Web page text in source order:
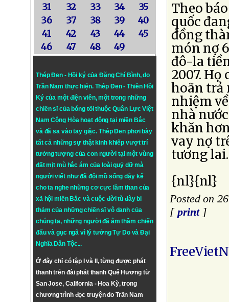
31
32 33 34
35
36
37 38 39
40
41
42 43 44
45
46
47 48 49
Thép Đen - Hồi ký của Đặng Chí Bình, do
Trần Nam thực hiện. Thép Đen- Thiên Hồi
Ký của một điện viên, một trong những
chiến sĩ của bóng tối thuộc Quân Lực Việt
Nam Cộng Hòa hoạt động tại miền Bắc
và đã sa vào tay giặc. Thép Đen phơi bày
tất cả những sự thật kinh khiếp vượt trí
tưởng tượng của con người tại một vùng
đất mịt mù hắc ám của loài quỷ dữ mà
người viết như đã đội mồ sống dậy kể
cho ta nghe những cơ cực lầm than của
xã hội miền Bắc và cuộc đời tù đày bi
thảm của những chiến sĩ vô danh của
chúng ta, những người đã âm thầm chiến
đấu và gục ngã vì lý tưởngTự DovàĐại
Nghĩa Dân Tộc...
Ở đây chỉ có tập I và II, từng được phát
thanh trên đài phát thanh Quê Hương từ
San Jose, California - Hoa Kỳ, trong
chương trình đọc truyện do Trần Nam
Theo
quốc
đồng
món nợ
đô-la
2007.
hoãn trả
nhiệm
nhà
khăn
vay nợ
tương
{nl}{nl}
Posted on
[ print]